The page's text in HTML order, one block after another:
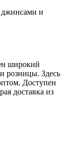
джинсами и
широкий
розницы. Здесь
Доступен
доставка из